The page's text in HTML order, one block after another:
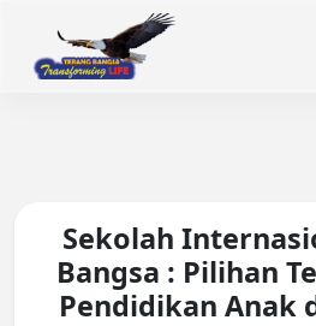
Sekolah
Bangsa : Pilihan
Pendidikan Anak